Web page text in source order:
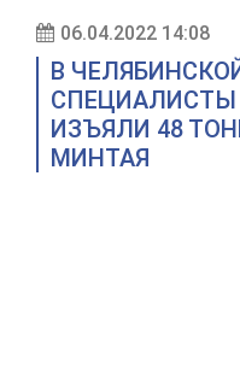
06.04.2022 14:08
В
СПЕЦИАЛИСТЫ
ИЗЪЯЛИ 48
МИНТАЯ